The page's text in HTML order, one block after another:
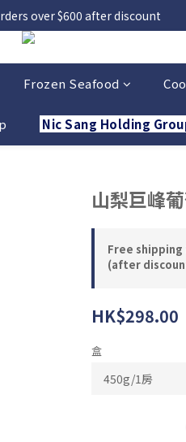
over $600 after discount
Frozen Seafood
Nic Sang Holding
山梨巨峰
Free
(after
HK$298.00
盒